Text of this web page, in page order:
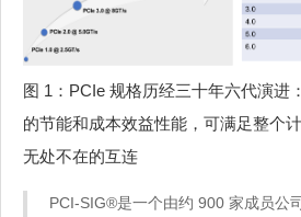
图 1：PCIe 规格历经三十年六代演进
的节能和成本效益性能，可满足整个
无处不在的互连
PCI-SIG®是一个由约 900 家成员公